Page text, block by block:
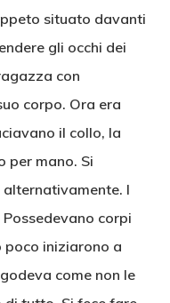
situato davanti
gli occhi dei
con
corpo. Ora era
il collo, la
per mano. Si
I
corpi
poco iniziarono a
come non le